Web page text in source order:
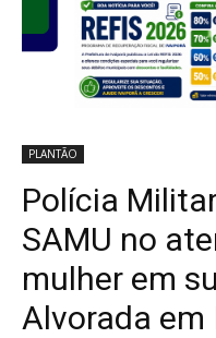
PLANTÃO
Polícia
SAMU no
mulher em
Alvorada em